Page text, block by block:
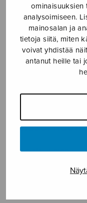
ominaisuuksien
analysoimiseen.
mainosalan ja
tietoja siitä, miten
voivat yhdistää
antanut heille tai
SOITINMUSIIKKI
YKSINLAULU
YLEINEN
Sulasol
Myymälä avoinna
00180 Helsinki